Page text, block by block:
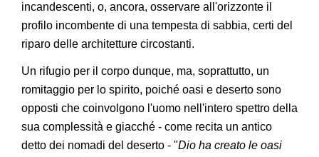
incandescenti, o, ancora, osservare all'orizzonte il
profilo incombente di una tempesta di sabbia, certi del
riparo delle architetture circostanti.
Un rifugio per il corpo dunque, ma, soprattutto, un
romitaggio per lo spirito, poiché oasi e deserto sono
opposti che coinvolgono l'uomo nell'intero spettro della
sua complessità e giacché - come recita un antico
detto dei nomadi del deserto - "Dio ha creato le oasi